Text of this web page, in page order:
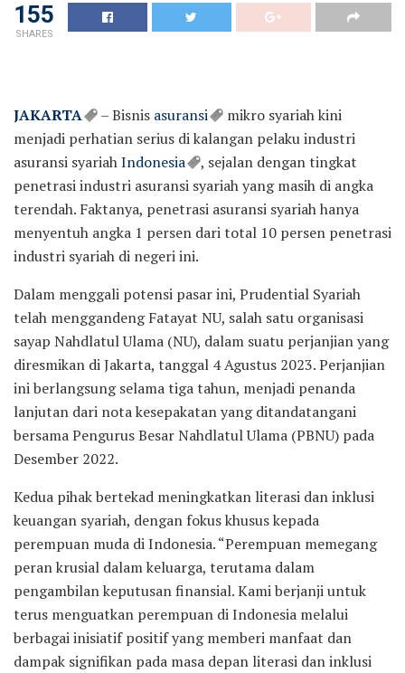
155
SHARES
JAKARTA – Bisnis asuransi
mikro syariah kini
menjadi perhatian serius di kalangan pelaku industri
asuransi syariahIndonesia
, sejalan dengan tingkat
penetrasi industri asuransi syariah yang masih di angka
terendah. Faktanya, penetrasi asuransi syariah hanya
menyentuh angka 1 persen dari total 10 persen penetrasi
industri syariah di negeri ini.
Dalam menggali potensi pasar ini, Prudential Syariah
telah menggandeng Fatayat NU, salah satu organisasi
sayap Nahdlatul Ulama (NU), dalam suatu perjanjian yang
diresmikan di Jakarta, tanggal 4 Agustus 2023. Perjanjian
ini berlangsung selama tiga tahun, menjadi penanda
lanjutan dari nota kesepakatan yang ditandatangani
bersama Pengurus Besar Nahdlatul Ulama (PBNU) pada
Desember 2022.
Kedua pihak bertekad meningkatkan literasi dan inklusi
keuangan syariah, dengan fokus khusus kepada
perempuan muda di Indonesia. “Perempuan memegang
peran krusial dalam keluarga, terutama dalam
pengambilan keputusan finansial. Kami berjanji untuk
terus menguatkan perempuan di Indonesia melalui
berbagai inisiatif positif yang memberi manfaat dan
dampak signifikan pada masa depan literasi dan inklusi